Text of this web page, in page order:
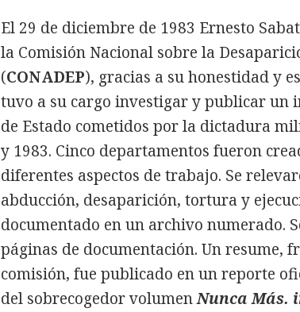
El 29 de diciembre de 1983 Ernesto
la Comisión Nacional sobre la
(CONADEP), gracias a su honestidad y
tuvo a su cargo investigar y publicar un
de Estado cometidos por la dictadura
y 1983. Cinco departamentos fueron
diferentes aspectos de trabajo. Se
abducción, desaparición, tortura y
documentado en un archivo numerado.
páginas de documentación. Un resume,
comisión, fue publicado en un reporte
del sobrecogedor volumenNunca Más.